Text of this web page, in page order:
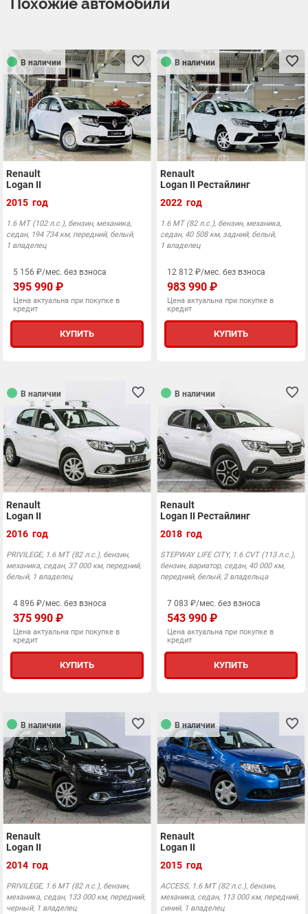
Похожие автомобили
В наличии
Renault
Logan II
2015 год
1.6 MT (102 л.с.), бензин, механика,
седан, 194 734 км, передний, белый,
1 владелец
5 156 ₽/мес. без взноса
395 990 ₽
Цена актуальна при покупке в
кредит
КУПИТЬ
В наличии
Renault
Logan II Рестайлинг
2022 год
1.6 MT (82 л.с.), бензин, механика,
седан, 40 508 км, задний, белый,
1 владелец
12 812 ₽/мес. без взноса
983 990 ₽
Цена актуальна при покупке в
кредит
КУПИТЬ
В наличии
Renault
Logan II
2016 год
PRIVILEGE, 1.6 MT (82 л.с.), бензин,
механика, седан, 37 000 км, передний,
белый, 1 владелец
4 896 ₽/мес. без взноса
375 990 ₽
Цена актуальна при покупке в
кредит
КУПИТЬ
В наличии
Renault
Logan II Рестайлинг
2018 год
STEPWAY LIFE CITY, 1.6 CVT (113 л.с.),
бензин, вариатор, седан, 40 000 км,
передний, белый, 2 владельца
7 083 ₽/мес. без взноса
543 990 ₽
Цена актуальна при покупке в
кредит
КУПИТЬ
В наличии
Renault
Logan II
2014 год
PRIVILEGE, 1.6 MT (82 л.с.), бензин,
механика, седан, 133 000 км, передний,
черный, 1 владелец
В наличии
Renault
Logan II
2015 год
ACCESS, 1.6 MT (82 л.с.), бензин,
механика, седан, 113 000 км, передний,
синий, 1 владелец